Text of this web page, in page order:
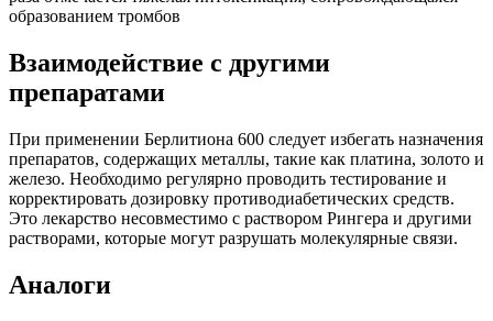
Взаимодействие с другими
препаратами
При применении Берлитиона 600 следует избегать назначения
препаратов, содержащих металлы, такие как платина, золото и
железо. Необходимо регулярно проводить тестирование и
корректировать дозировку противодиабетических средств.
Это лекарство несовместимо с раствором Рингера и другими
растворами, которые могут разрушать молекулярные связи.
Аналоги